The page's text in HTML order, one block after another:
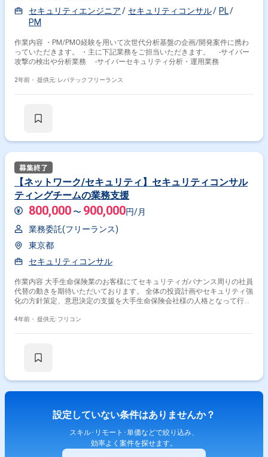
セキュリティエンジニア
セキュリティコンサル
PL
PM
作業内容 ・PM/PMO経験を用いて次世代分析基盤の企画/開発案件に携わ
っていただきます。 ・主に下記業務をご担当いただきます。 -サイバー
攻撃の検出や分析業務 -サイバーセキュリティ分析・運用業務
2年前・ 提供元: レバテックフリーランス
【ネットワーク/セキュリティ】セキュリティコンサル
ティングチームの業務支援
800,000 〜 900,000円/月
業務委託(フリーランス)
東京都
セキュリティコンサル
作業内容 大手生命保険業のお客様にてセキュリティガバナンス周りの社員
代替の動きを期待いただいております。 全体の投資計画やセキュリティ強
化の方針策定、意思決定の支援を大手生命保険会社様の人格となって行っ
・グローバルSOC、CSIRT構築 検討支援 ・セキュリティ部門 社員代替支
4年前・ 提供元: フリコン
設定していない条件はありませんか？
スキル･リモート･単価などで絞り込み、
効率よく案件を探せます。